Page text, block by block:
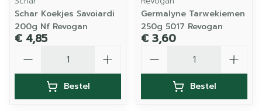
Schar Koekjes Savoiardi
200g Nf Revogan
€ 4,85
Bestel
Germalyne Tarwekiemen
250g 5017 Revogan
€ 3,60
Bestel